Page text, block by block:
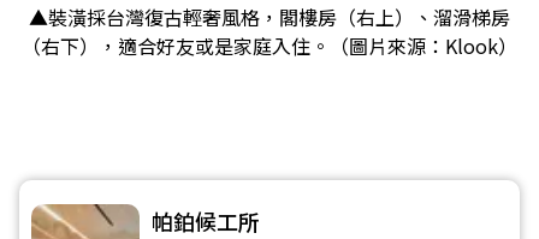
▲裝潢採台灣復古輕奢風格，閣樓房（右上）、溜滑梯房
（右下），適合好友或是家庭入住。（圖片來源：Klook）
帕鉑候工所